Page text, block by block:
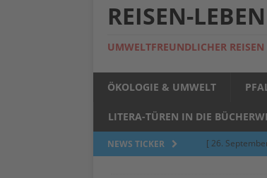
REISEN-LEBEN
UMWELTFREUNDLICHER
ÖKOLOGIE & UMWELT
LITERA-TÜREN IN DIE
NEWS TICKER [ 26.